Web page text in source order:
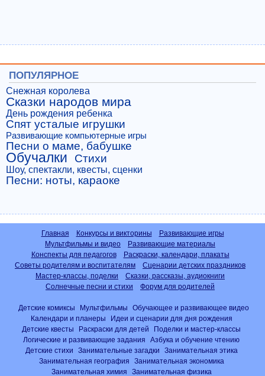
ПОПУЛЯРНОЕ
Снежная королева
Сказки народов мира
День рождения ребенка
Спят усталые игрушки
Развивающие компьютерные игры
Песни о маме, бабушке
Обучалки Стихи
Шоу, спектакли, квесты, сценки
Песни: ноты, караоке
Главная Конкурсы и викторины
Развивающие игры
Мультфильмы и видео
Развивающие материалы
Конспекты для педагогов
Раскраски, календари, плакаты
Советы родителям и воспитателям
Сценарии детских праздников
Мастер-классы, поделки
Сказки, рассказы, аудиокниги
Солнечные песни и стихи
Форум для родителей
Детские комиксы Мультфильмы
Обучающее и развивающее видео
Календари и планеры
Идеи и сценарии для дня рождения
Детские квесты
Раскраски для детей
Поделки и мастер-классы
Логические и развивающие задания
Азбука и обучение чтению
Детские стихи
Занимательные загадки
Занимательная этика
Занимательная география
Занимательная экономика
Занимательная химия
Занимательная физика